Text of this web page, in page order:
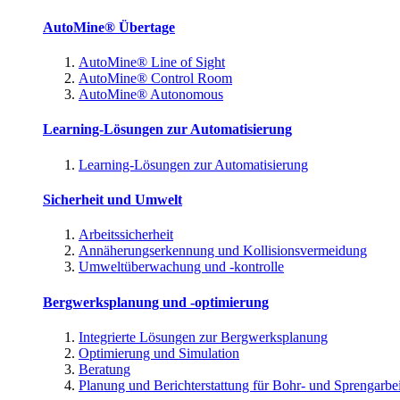
AutoMine® Übertage
AutoMine® Line of Sight
AutoMine® Control Room
AutoMine® Autonomous
Learning-Lösungen zur Automatisierung
Learning-Lösungen zur Automatisierung
Sicherheit und Umwelt
Arbeitssicherheit
Annäherungserkennung und Kollisionsvermeidung
Umweltüberwachung und -kontrolle
Bergwerksplanung und -optimierung
Integrierte Lösungen zur Bergwerksplanung
Optimierung und Simulation
Beratung
Planung und Berichterstattung für Bohr- und